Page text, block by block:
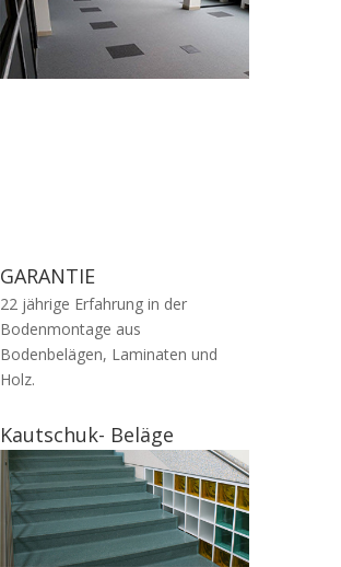
GARANTIE
22 jährige Erfahrung in der
Bodenmontage aus
Bodenbelägen, Laminaten und
Holz.
Kautschuk- Beläge